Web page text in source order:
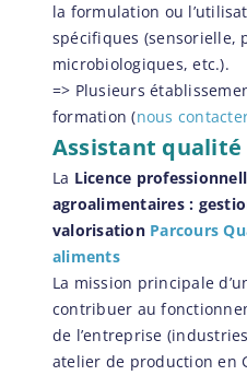
la formulation ou
spécifiques (sensorielle,
microbiologiques, etc.).
=> Plusieurs
formation (nous
Assistant qualité
La Licence
agroalimentaires :
valorisation Parcours
aliments
La mission principale
contribuer au
de l’entreprise
atelier de production en